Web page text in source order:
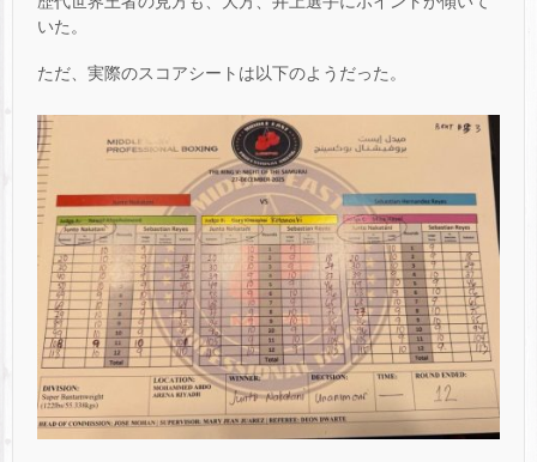
いた。
ただ、実際のスコアシートは以下のようだった。